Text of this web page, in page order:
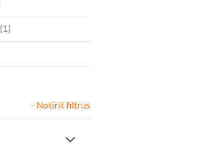
1
- Notīrīt filtrus